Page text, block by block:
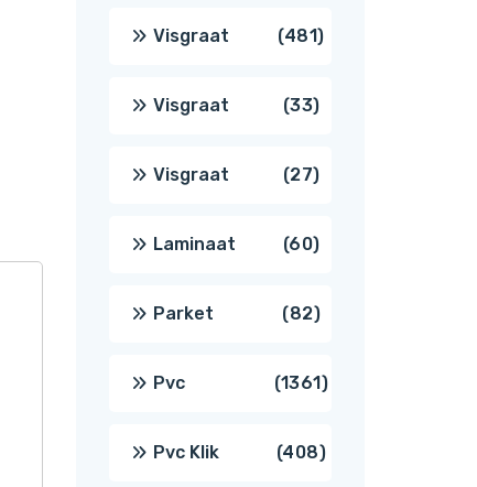
Visgraat 481481
Visgraat 3333
producten
Visgraat 2727
producten
Laminaat 6060
producten
Parket 8282
producten
Pvc 13611361
producten
Pvc Klik 408408